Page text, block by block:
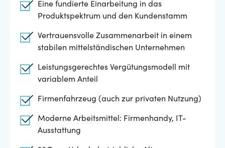
Eine fundierte Einarbeitung in das
Produktspektrum und den Kundenstamm
Vertrauensvolle Zusammenarbeit in einem
stabilen mittelständischen Unternehmen
Leistungsgerechtes Vergütungsmodell mit
variablem Anteil
Firmenfahrzeug (auch zur privaten Nutzung)
Moderne Arbeitsmittel: Firmenhandy, IT-
Ausstattung